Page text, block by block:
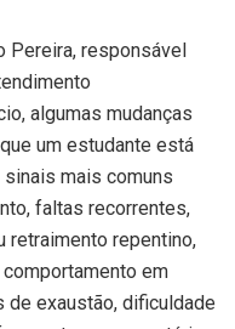
Pereira, responsável
algumas mudanças
um estudante está
mais comuns
faltas recorrentes,
retraimento repentino,
em
de exaustão, dificuldade